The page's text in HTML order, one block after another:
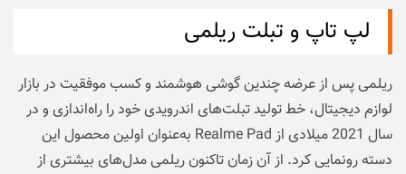
لپ‌‌ تاپ و تبلت ریلمی
ریلمی پس از عرضه چندین گوشی‌ هوشمند و کسب موفقیت در بازار
لوازم دیجیتال، خط تولید تبلت‌های اندرویدی خود را راه‌اندازی و در
سال 2021 میلادی از Realme Pad به‌عنوان اولین محصول این
دسته رونمایی کرد. از آن زمان تاکنون ریلمی مدل‌های بیشتری از